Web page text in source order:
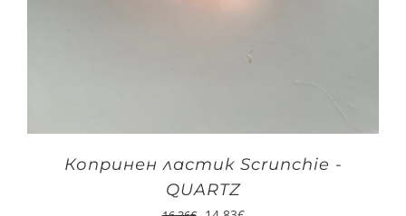
Копринен ластик Scrunchie -
QUARTZ